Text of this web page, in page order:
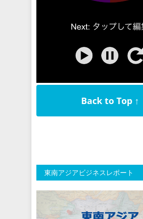
Back to Top ↑
東南アジアビジネスレポート